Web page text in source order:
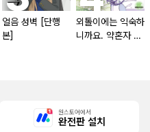
얼음 성벽 [단행
본]
외톨이에는 익숙하
니까요. 약혼자 방
원스토어에서
완전판 설치